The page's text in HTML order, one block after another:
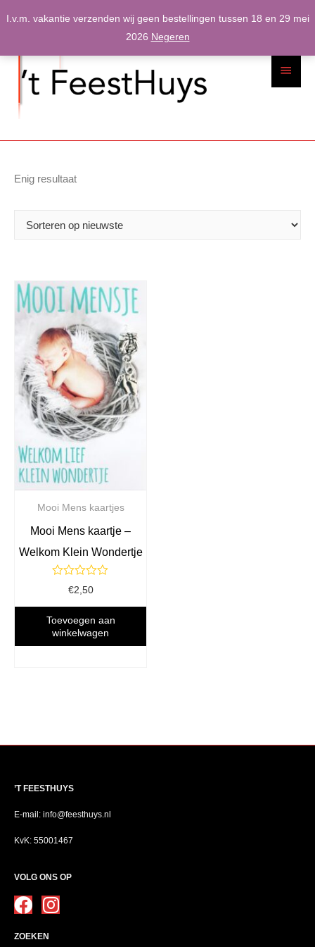
I.v.m. vakantie verzenden wij geen bestellingen tussen 18 en 29 mei
2026 Negeren
Enig resultaat
Mooi Mens kaartjes
Mooi Mens kaartje –
Welkom Klein Wondertje
Gewaardeerd
uit
5
€2,50
Toevoegen aan
winkelwagen
’T FEESTHUYS
E-mail: info@feesthuys.nl
KvK: 55001467
VOLG ONS OP
ZOEKEN